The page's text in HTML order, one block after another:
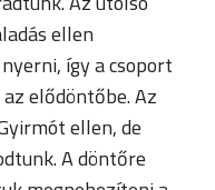
ellen
így a csoport
elődöntőbe. Az
ellen, de
A döntőre